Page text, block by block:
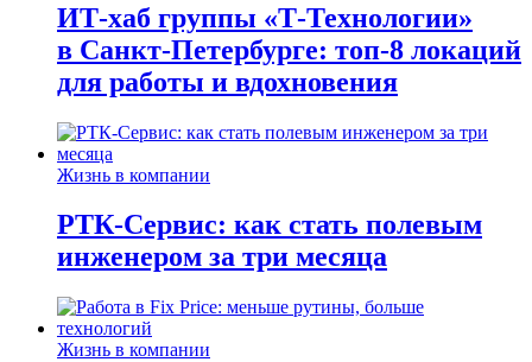
ИТ-хаб группы «Т-Технологии»
в Санкт-Петербурге: топ-8 локаций
для работы и вдохновения
Жизнь в компании
РТК-Сервис: как стать полевым
инженером за три месяца
Жизнь в компании